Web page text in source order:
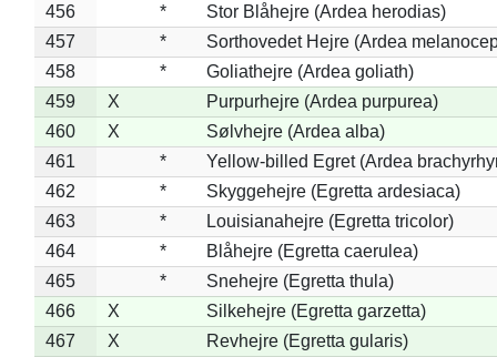
456
*
Stor Blåhejre (Ardea herodias)
457
*
Sorthovedet Hejre (Ardea
458
*
Goliathejre (Ardea goliath)
459
X
Purpurhejre (Ardea purpurea)
460
X
Sølvhejre (Ardea alba)
461
*
Yellow-billed Egret (Ardea
462
*
Skyggehejre (Egretta ardesiaca)
463
*
Louisianahejre (Egretta tricolor)
464
*
Blåhejre (Egretta caerulea)
465
*
Snehejre (Egretta thula)
466
X
Silkehejre (Egretta garzetta)
467
X
Revhejre (Egretta gularis)